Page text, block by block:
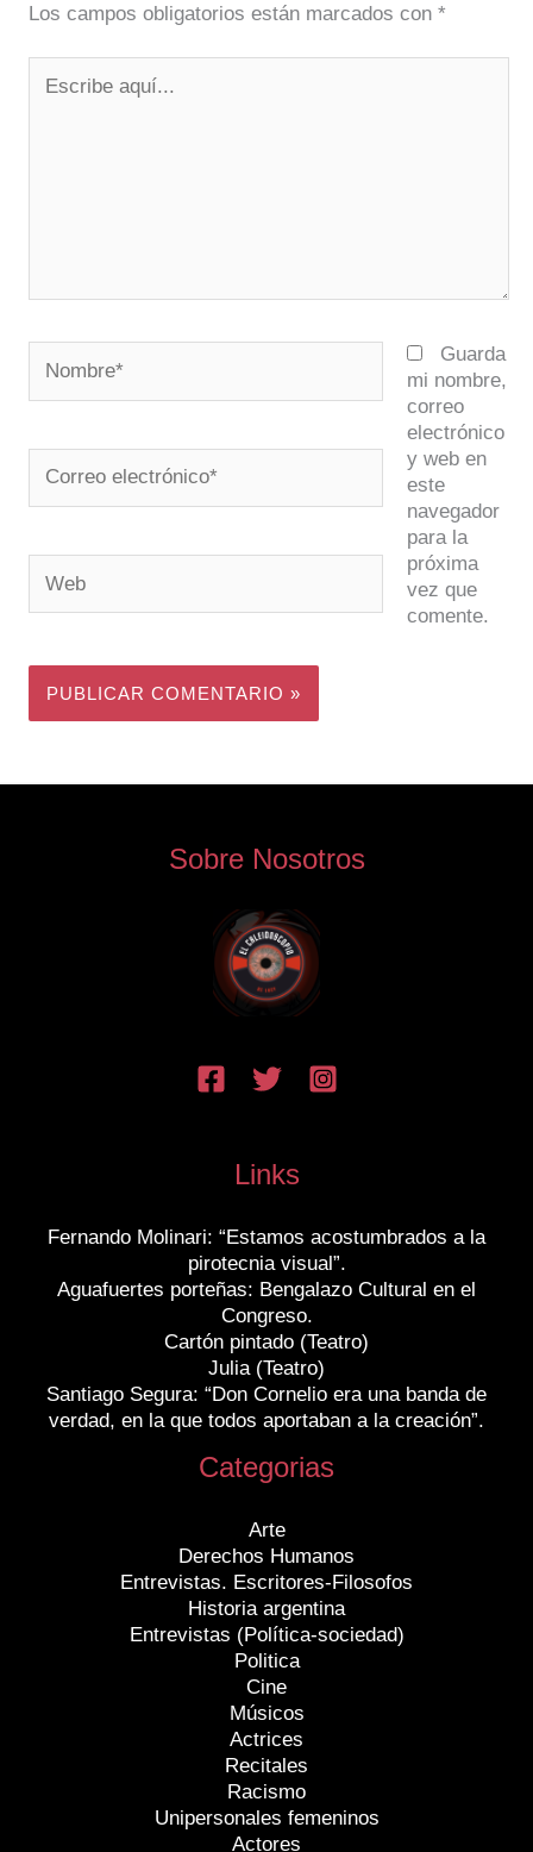
Los campos obligatorios están marcados con *
aquí...
electrónico*
Guarda
mi nombre,
correo
electrónico
y web en
este
navegador
para la
próxima
vez que
comente.
Sobre Nosotros
Links
Fernando Molinari: “Estamos acostumbrados a la
pirotecnia visual”.
Aguafuertes porteñas: Bengalazo Cultural en el
Congreso.
Cartón pintado (Teatro)
Julia (Teatro)
Santiago Segura: “Don Cornelio era una banda de
verdad, en la que todos aportaban a la creación”.
Categorias
Arte
Derechos Humanos
Entrevistas. Escritores-Filosofos
Historia argentina
Entrevistas (Política-sociedad)
Politica
Cine
Músicos
Actrices
Recitales
Racismo
Unipersonales femeninos
Actores